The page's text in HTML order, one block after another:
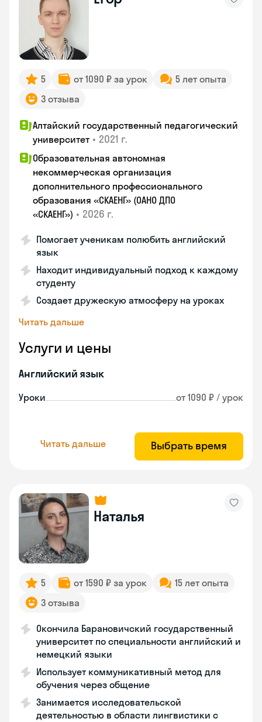
5 от 1090 ₽ за урок
5 лет опыта
3 отзыва
Алтайский государственный педагогический
университет • 2021 г.
Образовательная автономная
некоммерческая организация
дополнительного профессионального
образования «СКАЕНГ» (ОАНО ДПО
«СКАЕНГ») • 2026 г.
Помогает ученикам полюбить английский
язык
Находит индивидуальный подход к каждому
студенту
Создает дружескую атмосферу на уроках
Читать дальше
Услуги и цены
Английский язык
Уроки от 1090 ₽ / урок
Читать дальше Выбрать время
Наталья
5 от 1590 ₽ за урок
15 лет опыта
3 отзыва
Окончила Барановичский государственный
университет по специальности английский и
немецкий языки
Использует коммуникативный метод для
обучения через общение
Занимается исследовательской
деятельностью в области лингвистики с